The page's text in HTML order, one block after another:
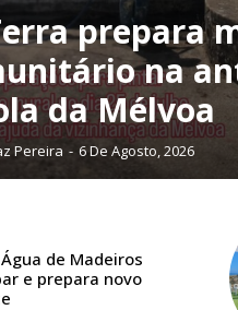
de
do Região de Cister e ajude-nos a
prepara
na
da Mélvoa
Pereira - 6 De Agosto, 2026
Água de Madeiros
e prepara novo